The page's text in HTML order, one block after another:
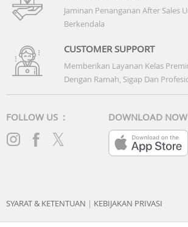
Jaminan Penanganan After Sales
Berkendala
CUSTOMER SUPPORT
Memberikan Layanan Kelas
Dengan Ramah, Sigap Dan
FOLLOW US : DOWNLOAD
SYARAT & KETENTUAN | KEBIJAKAN PRIVASI